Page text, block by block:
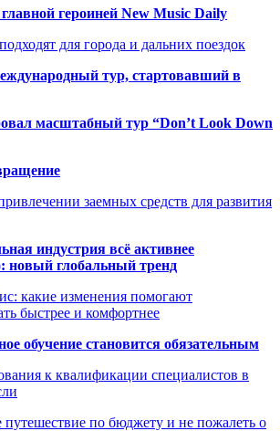
героиней New Music Daily
для города и дальних поездок
тур, стартовавший в
масштабный тур “Don’t Look Down
заемных средств для развития
индустрия всё активнее
новый глобальный тренд
какие изменения помогают
быстрее и комфортнее
обучение становится обязательным
к квалификации специалистов в
путешествие по бюджету и не пожалеть о